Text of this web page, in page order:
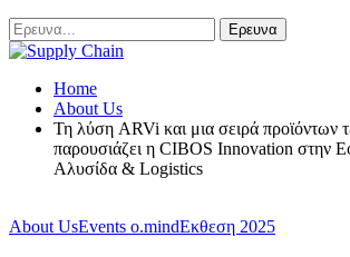
Home
About Us
Τη λύση ARVi και μια σειρά προϊόντων
παρουσιάζει η CIBOS Ιnnovation στην
Αλυσίδα & Logistics
About UsEvents o.mindΕκθεση 2025